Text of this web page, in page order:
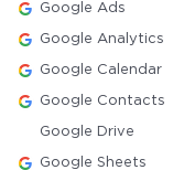
Google Ads
Google Analytics
Google Calendar
Google Contacts
Google Drive
Google Sheets